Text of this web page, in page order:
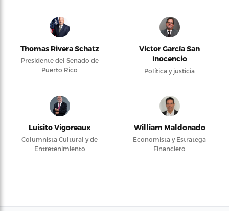
Thomas Rivera Schatz
Presidente del Senado de
Puerto Rico
Víctor García San
Inocencio
Política y justicia
Luisito Vigoreaux
Columnista Cultural y de
Entretenimiento
William Maldonado
Economista y Estratega
Financiero